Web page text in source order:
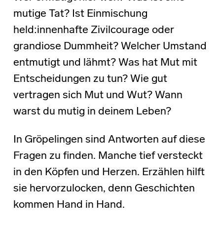
mutige Tat? Ist Einmischung
held:innenhafte Zivilcourage oder
grandiose Dummheit? Welcher Umstand
entmutigt und lähmt? Was hat Mut mit
Entscheidungen zu tun? Wie gut
vertragen sich Mut und Wut? Wann
warst du mutig in deinem Leben?
In Gröpelingen sind Antworten auf diese
Fragen zu finden. Manche tief versteckt
in den Köpfen und Herzen. Erzählen hilft
sie hervorzulocken, denn Geschichten
kommen Hand in Hand.